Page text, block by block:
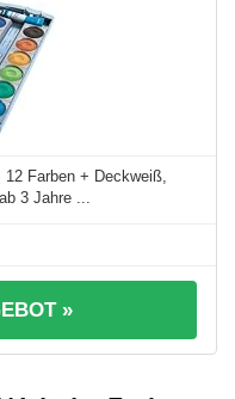
Farben + Deckweiß,
3 Jahre ...
»